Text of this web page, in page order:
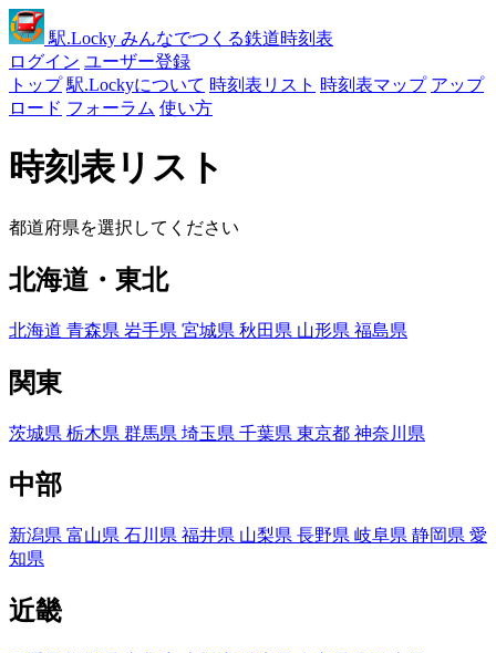
駅.Locky みんなでつくる鉄道時刻表
ログイン ユーザー登録
トップ 駅.Lockyについて 時刻表リスト 時刻表マップ アップ
ロード フォーラム 使い方
時刻表リスト
都道府県を選択してください
北海道・東北
北海道 青森県 岩手県 宮城県 秋田県 山形県 福島県
関東
茨城県 栃木県 群馬県 埼玉県 千葉県 東京都 神奈川県
中部
新潟県 富山県 石川県 福井県 山梨県 長野県 岐阜県 静岡県 愛
知県
近畿